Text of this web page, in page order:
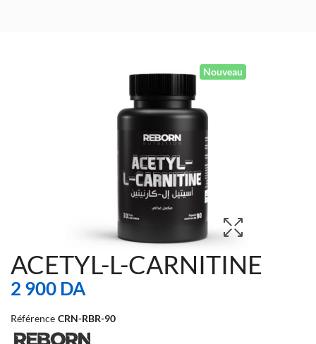
Nouveau
ACETYL-L-CARNITINE
2 900 DA
Référence CRN-RBR-90